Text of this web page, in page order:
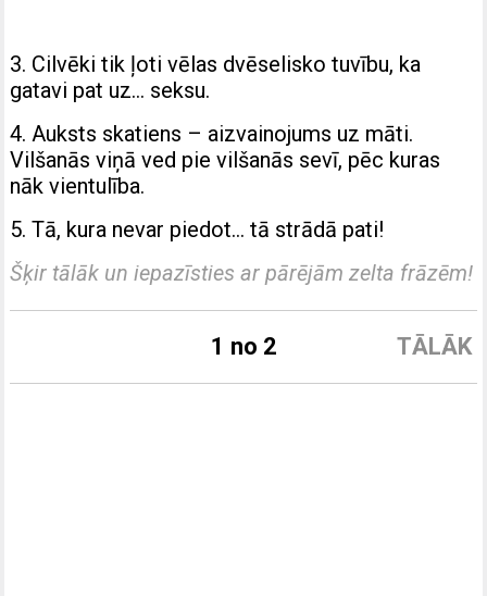
3. Cilvēki tik ļoti vēlas dvēselisko tuvību, ka
gatavi pat uz… seksu.
4. Auksts skatiens – aizvainojums uz māti.
Vilšanās viņā ved pie vilšanās sevī, pēc kuras
nāk vientulība.
5. Tā, kura nevar piedot… tā strādā pati!
Šķir tālāk un iepazīsties ar pārējām zelta frāzēm!
TĀLĀK
1 no 2